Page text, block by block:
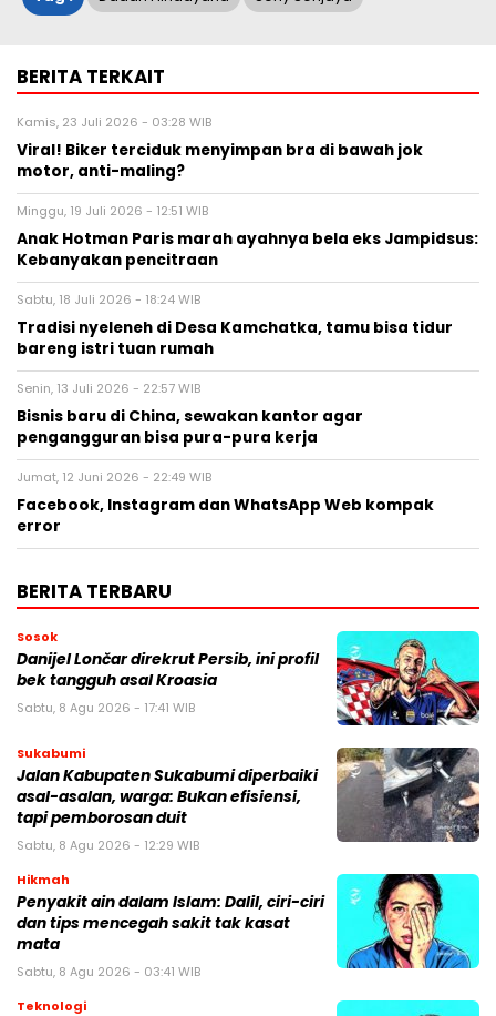
BERITA TERKAIT
Kamis, 23 Juli 2026 - 03:28 WIB
Viral! Biker terciduk menyimpan bra di bawah jok
motor, anti-maling?
Minggu, 19 Juli 2026 - 12:51 WIB
Anak Hotman Paris marah ayahnya bela eks Jampidsus:
Kebanyakan pencitraan
Sabtu, 18 Juli 2026 - 18:24 WIB
Tradisi nyeleneh di Desa Kamchatka, tamu bisa tidur
bareng istri tuan rumah
Senin, 13 Juli 2026 - 22:57 WIB
Bisnis baru di China, sewakan kantor agar
pengangguran bisa pura-pura kerja
Jumat, 12 Juni 2026 - 22:49 WIB
Facebook, Instagram dan WhatsApp Web kompak
error
BERITA TERBARU
Sosok
Danijel Lončar direkrut Persib, ini profil
bek tangguh asal Kroasia
Sabtu, 8 Agu 2026 - 17:41 WIB
Sukabumi
Jalan Kabupaten Sukabumi diperbaiki
asal-asalan, warga: Bukan efisiensi,
tapi pemborosan duit
Sabtu, 8 Agu 2026 - 12:29 WIB
Hikmah
Penyakit ain dalam Islam: Dalil, ciri-ciri
dan tips mencegah sakit tak kasat
mata
Sabtu, 8 Agu 2026 - 03:41 WIB
Teknologi